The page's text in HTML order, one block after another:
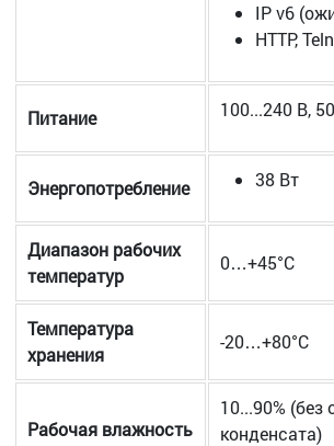
IP v6
HTTP,
Питание 100...240 В,
Энергопотребление 38 Вт
Диапазон рабочих
температур
0…+45°С
Температура
хранения
-20…+80°С
Рабочая влажность
10...90% (без
конденсата)